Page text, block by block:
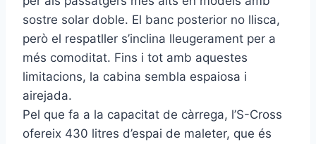
sostre solar doble. El banc posterior no llisca,
però el respatller s’inclina lleugerament per a
més comoditat. Fins i tot amb aquestes
limitacions, la cabina sembla espaiosa i
airejada.
Pel que fa a la capacitat de càrrega, l’S-Cross
ofereix 430 litres d’espai de maleter, que és